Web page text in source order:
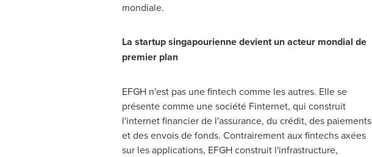
mondiale.
La startup singapourienne devient un acteur mondial de
premier plan
EFGH n'est pas une fintech comme les autres. Elle se
présente comme une société Finternet, qui construit
l'internet financier de l'assurance, du crédit, des paiements
et des envois de fonds. Contrairement aux fintechs axées
sur les applications, EFGH construit l'infrastructure,